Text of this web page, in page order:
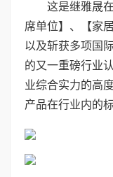
这是继雅晟
席单位】、【家
以及斩获多项国
的又一重磅行业
业综合实力的高
产品在行业内的